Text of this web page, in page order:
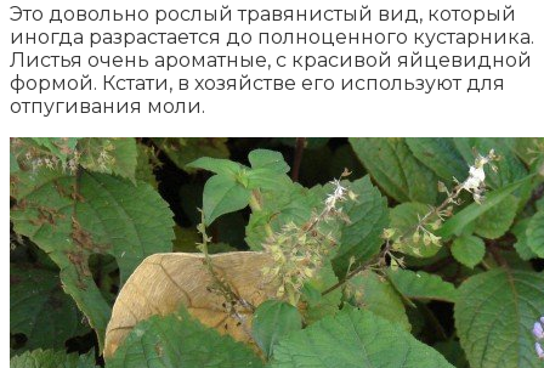
Это довольно рослый травянистый вид, который
иногда разрастается до полноценного кустарника.
Листья очень ароматные, с красивой яйцевидной
формой. Кстати, в хозяйстве его используют для
отпугивания моли.